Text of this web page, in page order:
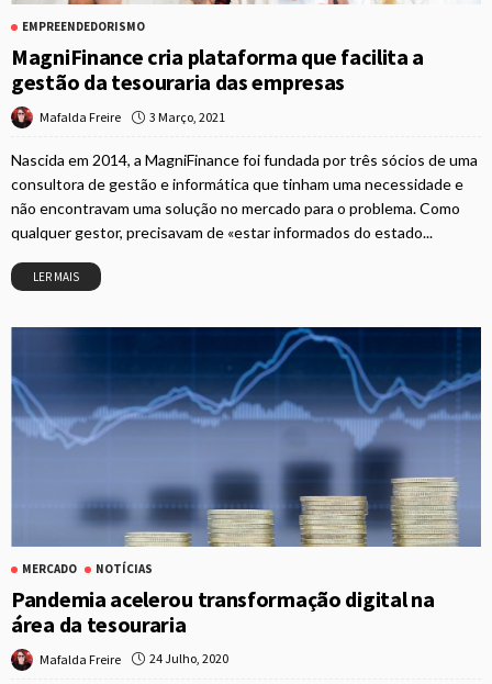
EMPREENDEDORISMO
MagniFinance cria plataforma que facilita a
gestão da tesouraria das empresas
Mafalda Freire 3 Março, 2021
Nascida em 2014, a MagniFinance foi fundada por três sócios de uma
consultora de gestão e informática que tinham uma necessidade e
não encontravam uma solução no mercado para o problema. Como
qualquer gestor, precisavam de «estar informados do estado...
LER MAIS
MERCADO NOTÍCIAS
Pandemia acelerou transformação digital na
área da tesouraria
Mafalda Freire 24 Julho, 2020